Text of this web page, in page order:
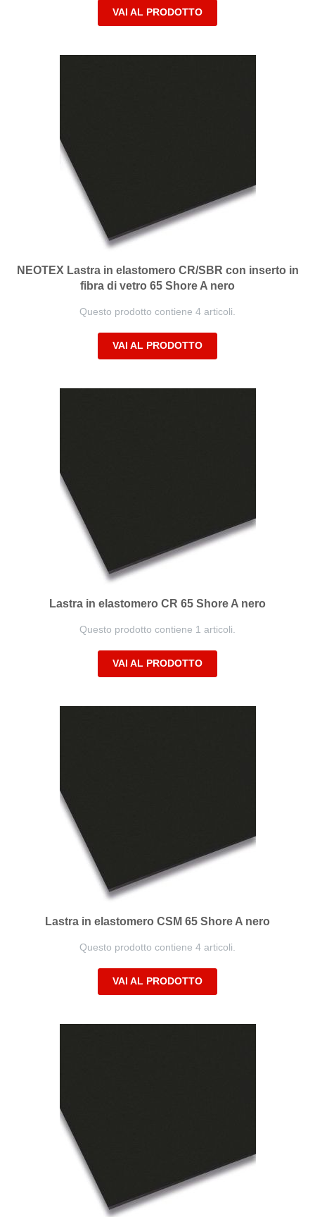
VAI AL PRODOTTO
NEOTEX Lastra in elastomero CR/SBR con inserto in
fibra di vetro 65 Shore A nero
Questo prodotto contiene 4 articoli.
VAI AL PRODOTTO
Lastra in elastomero CR 65 Shore A nero
Questo prodotto contiene 1 articoli.
VAI AL PRODOTTO
Lastra in elastomero CSM 65 Shore A nero
Questo prodotto contiene 4 articoli.
VAI AL PRODOTTO